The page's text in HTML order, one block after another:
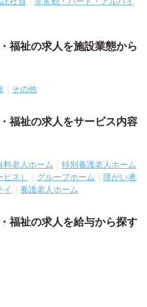
福祉の求人を施設業態から
その他
福祉の求人をサービス内容
料老人ホーム
特別養護老人ホーム
ス） グループホーム
障がい者
イ 養護老人ホーム
福祉の求人を給与から探す